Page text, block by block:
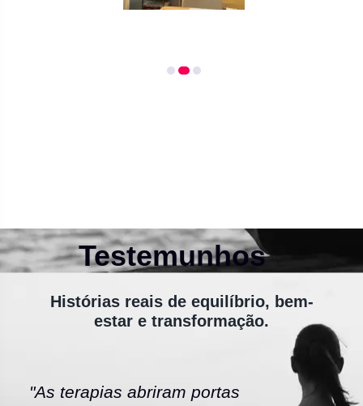
Testemunhos
Histórias reais de equilíbrio, bem-
estar e transformação.
"As terapias abriram portas
"A